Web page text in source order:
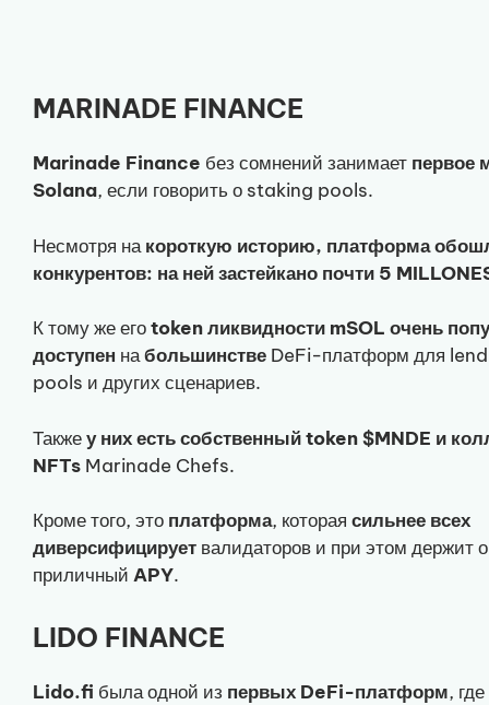
MARINADE FINANCE
Marinade Finance без сомнений занимает первое
Solana, если говорить о staking pools.
Несмотря накороткую историю, платформа
конкурентов: на ней застейкано почти 5
К тому же егоtoken ликвидности mSOL очень
доступен набольшинстве DeFi-платформ для
pools и других сценариев.
Такжеу них есть собственный token $MNDE и
NFTs Marinade Chefs.
Кроме того, это платформа, которая сильнее всех
диверсифицирует валидаторов и при этом держит
приличный APY.
LIDO FINANCE
Lido.fi была одной из первых DeFi-платформ,